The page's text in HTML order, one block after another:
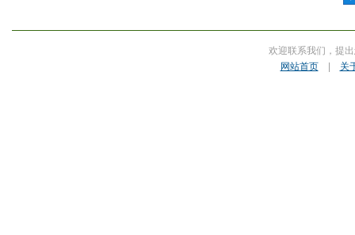
欢迎联系我们，提
网站首页| 关